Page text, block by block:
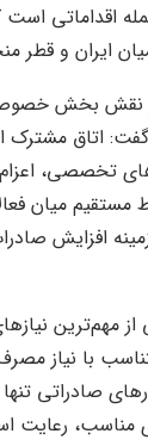
اقداماتی
ایران و قطر
بر نقش بخش
اتاق مشترک
تخصصی،
مستقیم میان
افزایش
مهم‌ترین
با نیاز
صادراتی
مناسب، رعایت